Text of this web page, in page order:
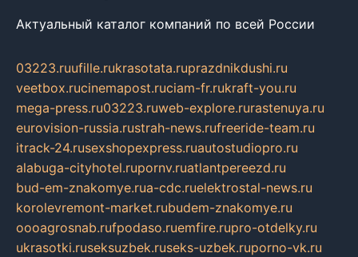
Актуальный каталог компаний по всей России
03223.ruufille.rukrasotata.ruprazdnikdushi.ru
veetbox.rucinemapost.ruciam-fr.rukraft-you.ru
mega-press.ru03223.ruweb-explore.rurastenuya.ru
eurovision-russia.rustrah-news.rufreeride-team.ru
itrack-24.rusexshopexpress.ruautostudiopro.ru
alabuga-cityhotel.rupornv.ruatlantpereezd.ru
bud-em-znakomye.rua-cdc.ruelektrostal-news.ru
korolevremont-market.rubudem-znakomye.ru
oooagrosnab.rufpodaso.ruemfire.rupro-otdelky.ru
ukrasotki.ruseksuzbek.ruseks-uzbek.ruporno-vk.ru